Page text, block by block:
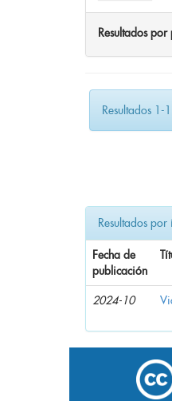
Resultados
Resultados 1-
Resultados por
Fecha de
publicación
2024-10